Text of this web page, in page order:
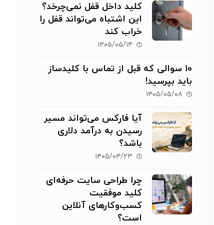
کلید داخل قفل نمی‌چرخد؟
این اشتباه می‌تواند قفل را
خراب کند
۱۴۰۵/۰۵/۱۴
۱۰ سوالی که قبل از تماس با کلیدساز
باید بپرسید!
۱۴۰۵/۰۵/۰۸
آیا فارکس می‌تواند مسیر
رسیدن به درآمد دلاری
باشد؟
۱۴۰۵/۰۴/۲۳
چرا طراحی سایت حرفه‌ای
کلید موفقیت
کسب‌وکارهای آنلاین
است؟